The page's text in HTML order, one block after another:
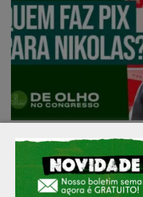
Tigrinho, golpistas e ex-
Nikolas Ferreira?
De Olho nos Ruralistas conta
do deputado mineiro, articulador